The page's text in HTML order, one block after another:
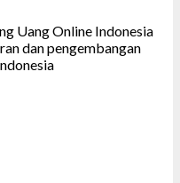
Uang Online Indonesia
dan pengembangan